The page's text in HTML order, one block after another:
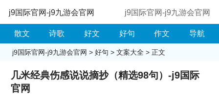
j9国际官网-j9九游会官网 j9国际官网-j9九游会官网
散文 诗歌 好文 好句 作文 导航
j9国际官网-j9九游会官网 > 好句 > 文案大全> 正文
几米经典伤感说说摘抄（精选98句）-j9国际
官网